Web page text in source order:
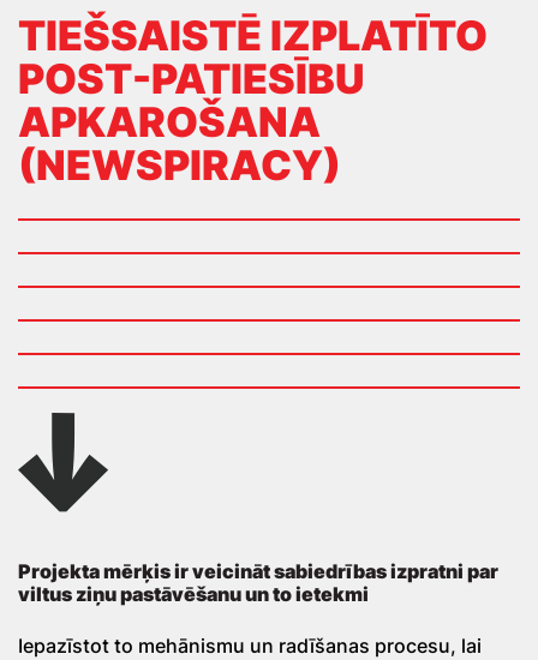
TIEŠSAISTĒ IZPLATĪTO
POST-PATIESĪBU
APKAROŠANA
(NEWSPIRACY)
Projekta mērķis ir veicināt sabiedrības izpratni par
viltus ziņu pastāvēšanu un to ietekmi
Iepazīstot to mehānismu un radīšanas procesu, lai